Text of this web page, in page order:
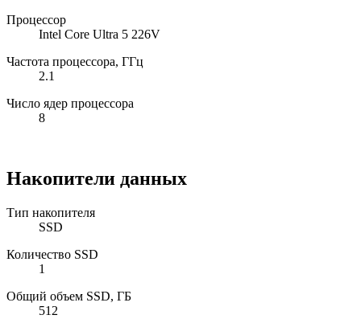
Процессор
Intel Core Ultra 5 226V
Частота процессора, ГГц
2.1
Число ядер процессора
8
Накопители данных
Тип накопителя
SSD
Количество SSD
1
Общий объем SSD, ГБ
512